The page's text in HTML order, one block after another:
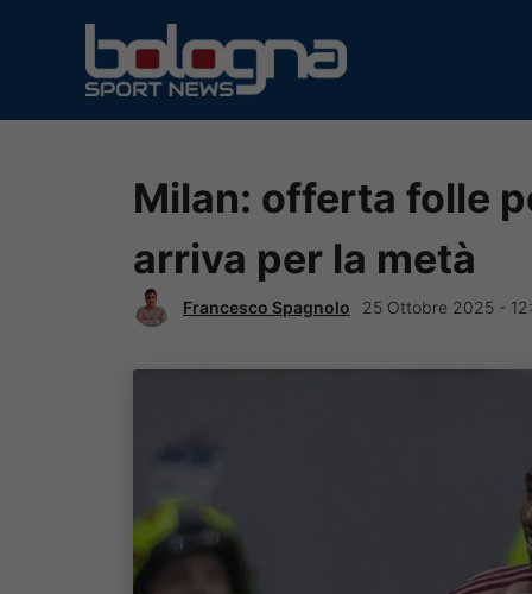
contenuto
Milan: offerta folle
arriva per la metà
Francesco Spagnolo 25 Ottobre 2025 -